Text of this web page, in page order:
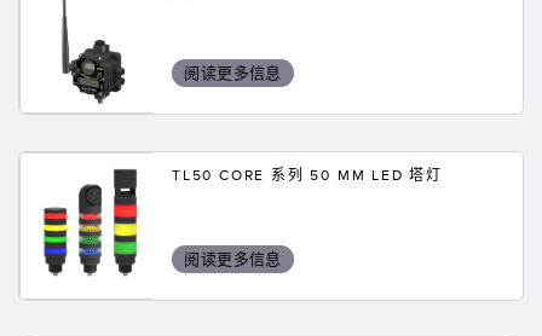
附件
附件
转换器
软件
阅读更多信息
TL50 CORE 系列 50 MM LED 塔灯
阅读更多信息